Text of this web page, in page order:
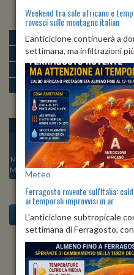
MATTINA
POMERIGGIO
SERA
NOTTE
OGGI
Min:20°C
Max:22°C
VEN 07
Min:21°C
Max:23°C
SAB 08
Min: 19°C
Max:22°C
Previsioni del Tempo a
Weekend tra sole africano e
rovesci sulle montagne italian
L'anticiclone continuerà a
settimana, ma infiltrazioni
Meteo
Ferragosto rovente sull'Italia:
ai temporali improvvisi in ar
L'anticiclone subtropicale
settimana di Ferragosto,